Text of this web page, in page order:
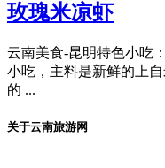
玫瑰米凉虾
云南美食-昆明特色小吃
小吃，主料是新鲜的上
的 ...
关于云南旅游网